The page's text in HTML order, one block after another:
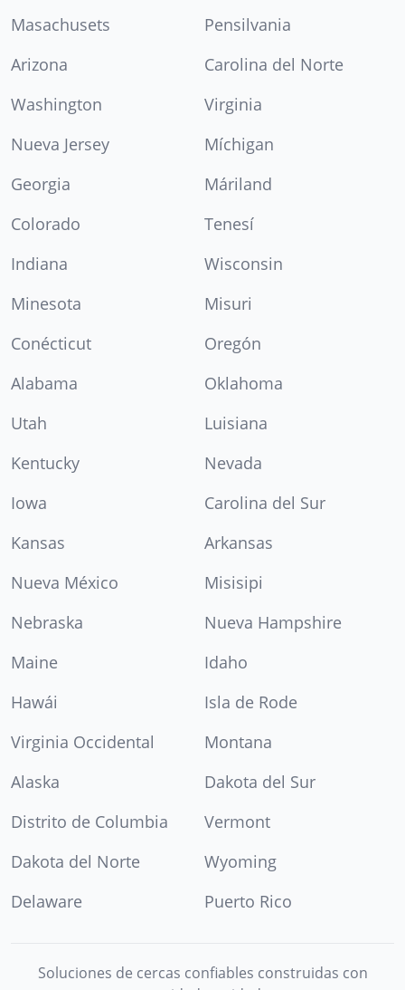
Masachusets
Pensilvania
Arizona
Carolina del Norte
Washington
Virginia
Nueva Jersey
Míchigan
Georgia
Máriland
Colorado
Tenesí
Indiana
Wisconsin
Minesota
Misuri
Conécticut
Oregón
Alabama
Oklahoma
Utah
Luisiana
Kentucky
Nevada
Iowa
Carolina del Sur
Kansas
Arkansas
Nueva México
Misisipi
Nebraska
Nueva Hampshire
Maine
Idaho
Hawái
Isla de Rode
Virginia Occidental
Montana
Alaska
Dakota del Sur
Distrito de Columbia
Vermont
Dakota del Norte
Wyoming
Delaware
Puerto Rico
Soluciones de cercas confiables construidas con